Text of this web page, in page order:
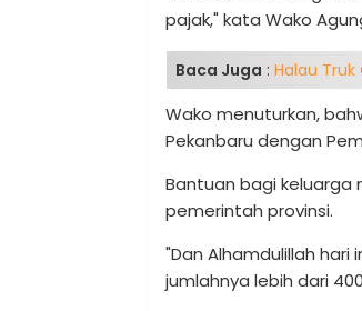
pajak," kata Wako
Baca Juga : Halau Truk
Wako menuturkan,
Pekanbaru dengan
Bantuan bagi keluarga
pemerintah provinsi.
"Dan Alhamdulillah
jumlahnya lebih dari